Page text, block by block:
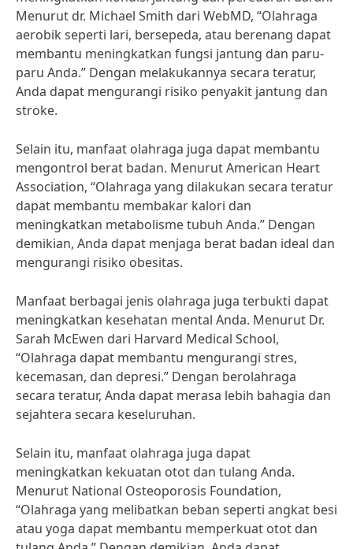
Menurut dr. Michael Smith dari WebMD, “Olahraga
aerobik seperti lari, bersepeda, atau berenang dapat
membantu meningkatkan fungsi jantung dan paru-
paru Anda.” Dengan melakukannya secara teratur,
Anda dapat mengurangi risiko penyakit jantung dan
stroke.
Selain itu, manfaat olahraga juga dapat membantu
mengontrol berat badan. Menurut American Heart
Association, “Olahraga yang dilakukan secara teratur
dapat membantu membakar kalori dan
meningkatkan metabolisme tubuh Anda.” Dengan
demikian, Anda dapat menjaga berat badan ideal dan
mengurangi risiko obesitas.
Manfaat berbagai jenis olahraga juga terbukti dapat
meningkatkan kesehatan mental Anda. Menurut Dr.
Sarah McEwen dari Harvard Medical School,
“Olahraga dapat membantu mengurangi stres,
kecemasan, dan depresi.” Dengan berolahraga
secara teratur, Anda dapat merasa lebih bahagia dan
sejahtera secara keseluruhan.
Selain itu, manfaat olahraga juga dapat
meningkatkan kekuatan otot dan tulang Anda.
Menurut National Osteoporosis Foundation,
“Olahraga yang melibatkan beban seperti angkat besi
atau yoga dapat membantu memperkuat otot dan